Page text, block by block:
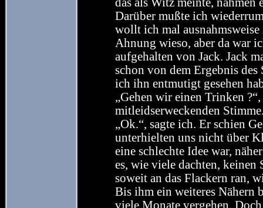
Darüber mußte ich
wollt ich mal
Ahnung wieso, aber da war
aufgehalten von Jack. Jack
schon von dem Ergebnis
ich ihn entmutigt gesehen
„Gehen wir einen Trinken
mitleidserweckenden
„Ok.“, sagte ich. Er schien
unterhielten uns nicht über
eine schlechte Idee war,
es, wie viele dachten,
soweit an das Flackern ran,
Bis ihm ein weiteres Nähern
viele Monate vergehen.